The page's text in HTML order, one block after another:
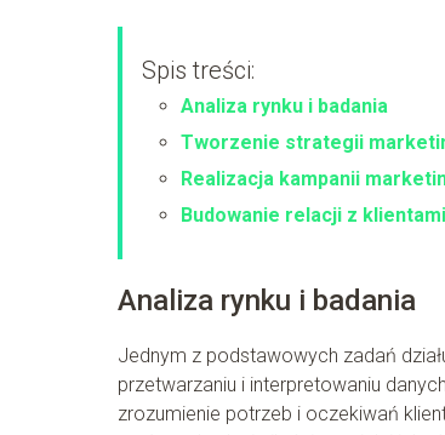
Spis treści:
Analiza rynku i badania
Tworzenie strategii
Realizacja kampanii
Budowanie relacji z klientami
Analiza rynku i badania
Jednym z podstawowych zadań
przetwarzaniu i interpretowaniu
zrozumienie potrzeb i oczekiwań